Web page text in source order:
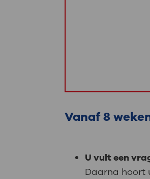
Vanaf 8
U vult een
Daarna hoort